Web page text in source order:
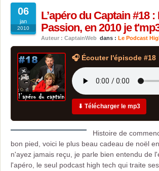
06
jan
2010
L’apéro du Captain #18 :
Passion, en 2010 je
Auteur : CaptainWeb dans : Le Podcast
🎧 Écouter l'épisode #18
⬇ Télécharger le mp3
Histoire de
bon pied, voici le plus beau cadeau de noël
n'ayez jamais reçu, je parle bien entendu de
l'apéro, le seul podcast high tech qui traite